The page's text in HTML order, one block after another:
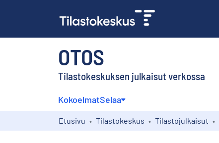
OTOS
Tilastokeskuksen julkaisut verkossa
KokoelmatSelaa
Etusivu Tilastokeskus Tilastojulkaisut